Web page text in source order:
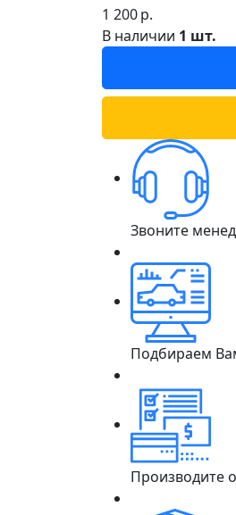
1 200р.
В наличии 1 шт.
Звоните
Подбираем
Производите